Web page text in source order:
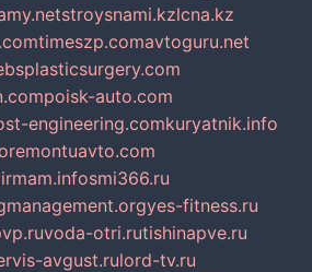
stroysnami.kzlcna.kz
timeszp.comavtoguru.net
poisk-auto.com
engineering.comkuryatnik.info
smi366.ru
yes-fitness.ru
voda-otri.rutishinapve.ru
avgust.rulord-tv.ru